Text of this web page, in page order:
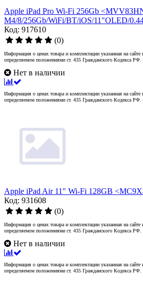
Apple iPad Pro Wi-Fi 256Gb
M4/8/256Gb/WiFi/BT/iOS/11"OLED/
Код: 917610
(0)
Информация о ценах товара и комплектации указанная на сайте
определяемом положениями ст. 435 Гражданского Кодекса РФ.
Нет в наличии
Информация о ценах товара и комплектации указанная на сайте
определяемом положениями ст. 435 Гражданского Кодекса РФ.
Apple iPad Air 11" Wi-Fi 128GB
Код: 931608
(0)
Информация о ценах товара и комплектации указанная на
определяемом положениями ст. 435 Гражданского Кодекса РФ.
Нет в наличии
Информация о ценах товара и комплектации указанная на сайте
определяемом положениями ст. 435 Гражданского Кодекса РФ.